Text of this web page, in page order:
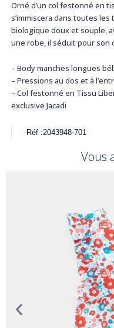
Orné d’un col festonné en
s’immiscera dans toutes
biologique doux et souple,
une robe, il séduit pour son
– Body manches longues
– Pressions au dos et à
– Col festonné en Tissu
exclusive Jacadi
Réf :2043948-701
Vous